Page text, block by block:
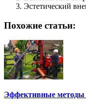
Эстетический
Похожие статьи:
Эффективные методы